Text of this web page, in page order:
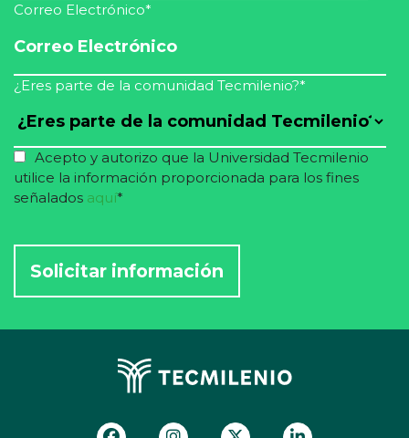
Correo Electrónico*
¿Eres parte de la comunidad Tecmilenio?*
Acepto y autorizo que la Universidad Tecmilenio
utilice la información proporcionada para los fines
señalados aquí*